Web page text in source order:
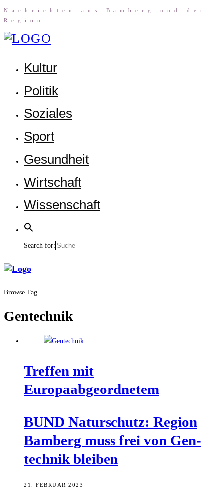
Nach­rich­ten aus Bam­berg und der
Region
Kul­tur
Poli­tik
Sozia­les
Sport
Gesund­heit
Wirt­schaft
Wis­sen­schaft
Search for:
Browse Tag
Gentechnik
Tref­fen mit
Europaabgeordnetem
BUND Natur­schutz: Regi­on
Bam­berg muss frei von Gen­
tech­nik bleiben
21. FEBRUAR 2023